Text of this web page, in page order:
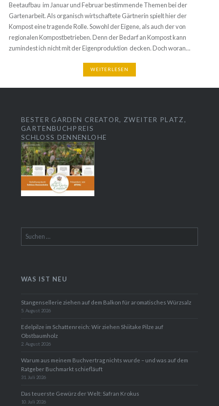
Beetaufbau im Januar und Februar bestimmende Themen bei der
Gartenarbeit. Als organisch wirtschaftete Gärtnerin spielt hier der
Kompost eine tragende Rolle. Sowohl der Eigene, als auch der von
regionalen Kompostbetrieben. Denn der Bedarf an Kompost kann
zumindest ich nicht mit der Eigenproduktion decken. Doch woran…
WEITERLESEN
BESTER GARDEN CREATOR, ZWEITER PLATZ,
GARTENBUCHPREIS
SCHLOSS DENNENLOHE
nach:
WAS IST NEU
Stangensellerie ziehen auf dem Balkon für aromatisches Würzsalz
5. August 2026
Edelpilze im Schattenreich: Wir ziehen Shiitake Pilze auf
Obstbaumholz
2. August 2026
Warum aus meinem Buchvertrag nichts wurde – und was auf dem
Ratgeber Buchmarkt schiefläuft
31. Juli 2026
Das teuerste Gewürz der Welt: Safran Krokus
10. Juli 2026